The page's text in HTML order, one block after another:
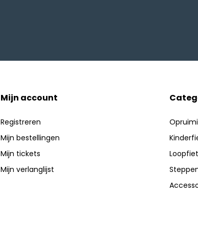
Mijn account
Registreren
Mijn bestellingen
Mijn tickets
Mijn verlanglijst